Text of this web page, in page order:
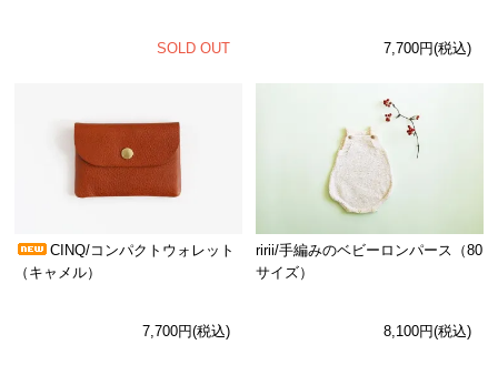
SOLD OUT 7,700円(税込)
CINQ/コンパクトウォレット
（キャメル）
7,700円(税込)
ririi/手編みのベビーロンパース（80
サイズ）
8,100円(税込)